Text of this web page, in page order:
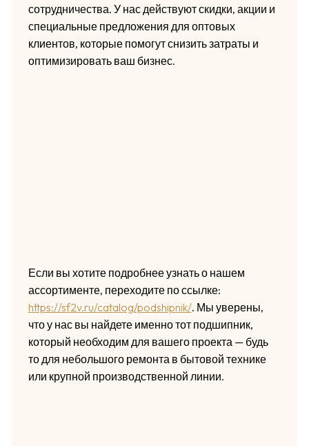
сотрудничества. У нас действуют скидки, акции и
специальные предложения для оптовых
клиентов, которые помогут снизить затраты и
оптимизировать ваш бизнес.
Если вы хотите подробнее узнать о нашем
ассортименте, переходите по ссылке:
https://sf2v.ru/catalog/podshipnik/. Мы уверены,
что у нас вы найдете именно тот подшипник,
который необходим для вашего проекта — будь
то для небольшого ремонта в бытовой технике
или крупной производственной линии.